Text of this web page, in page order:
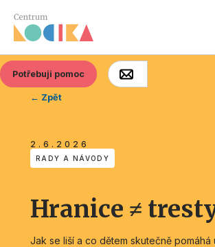
Potřebuji pomoc
← Zpět
2.6.2026
RADY A NÁVODY
Hranice ≠
Jak se liší a co dětem skutečně pomáhá